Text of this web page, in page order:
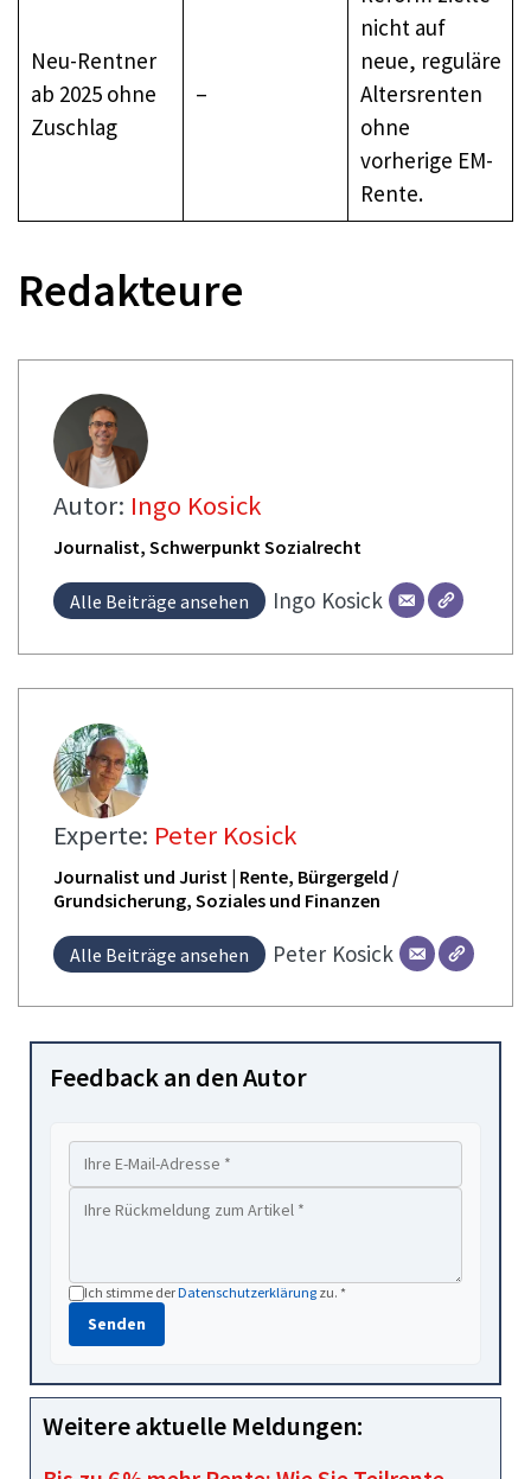
Neu-Rentner
ab 2025 ohne
Zuschlag
–
nicht auf
neue, reguläre
Altersrenten
ohne
vorherige EM-
Rente.
Redakteure
Autor: Ingo Kosick
Journalist, Schwerpunkt Sozialrecht
Alle Beiträge ansehen Ingo Kosick
Experte: Peter Kosick
Journalist und Jurist | Rente, Bürgergeld /
Grundsicherung, Soziales und Finanzen
Alle Beiträge ansehen Peter Kosick
Feedback an den Autor
Ich stimme derDatenschutzerklärung zu. *
Senden
Weitere aktuelle Meldungen: